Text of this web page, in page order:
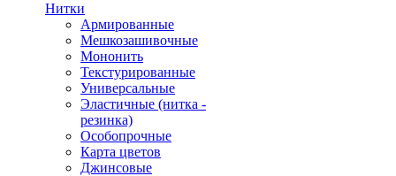
Нитки
Армированные
Мешкозашивочные
Мононить
Текстурированные
Универсальные
Эластичные (нитка -
резинка)
Особопрочные
Карта цветов
Джинсовые